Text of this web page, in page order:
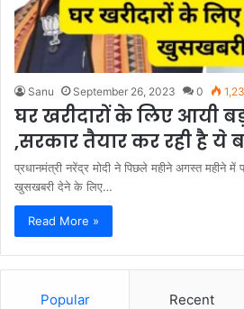
Sanu September 26, 2023 0
घर खरीदारों के लिए आयी
,सरकार तैयार कर रही है ये
प्रधानमंत्री नरेंद्र मोदी ने पिछले महीने अगस्त महीने में
खुसखबरी देने के लिए…
Read More »
Popular Recent